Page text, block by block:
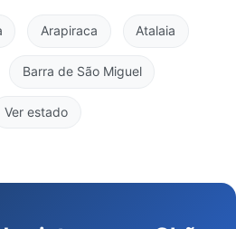
Arapiraca Atalaia
Barra de São Miguel
Ver estado